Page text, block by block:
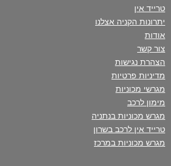
טרייד אין
יתרונות הקניה אצלנו
אודות
צור קשר
הצהרת נגישות
מדיניות פרטיות
מגרשי מכוניות
מימון לרכב
מגרש מכוניות בנתניה
טרייד אין לרכב בשרון
מגרש מכוניות במרכז